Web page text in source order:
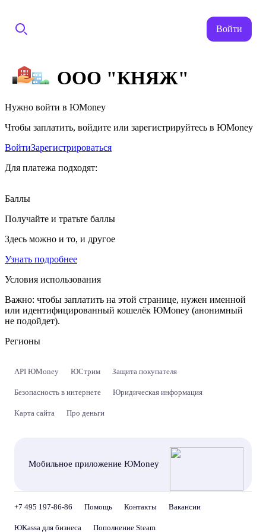
Войти
ООО "КНЯЖ"
Нужно войти в ЮMoney
Чтобы заплатить, войдите или зарегистрируйтесь в ЮMoney
ВойтиЗарегистрироваться
Для платежа подходят:
Баллы
Получайте и тратьте баллы
Здесь можно и то, и другое
Узнать подробнее
Условия использования
Важно: чтобы заплатить на этой странице, нужен именной
или идентифицированный кошелёк ЮMoney (анонимный
не подойдет).
Регионы
API ЮMoney ЮСтрим Защита покупателя
Безопасность в интернете Юридическая информация
Карта сайта Про деньги
Мобильное приложение ЮMoney
+7 495 197-86-86 Помощь Контакты Вакансии
ЮKassa для бизнеса Пополнение Steam